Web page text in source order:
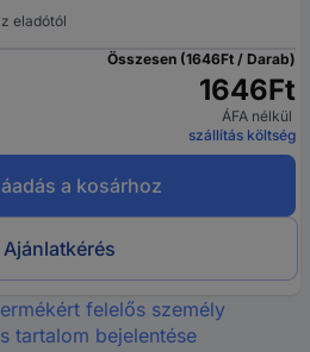
eladótól
Összesen (1646Ft / Darab)
1646Ft
ÁFA nélkül
szállítás költség
a kosárhoz
Ajánlatkérés
felelős személy
tartalom bejelentése